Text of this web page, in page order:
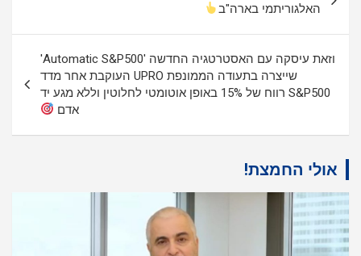
האלגוריתמי בארה"ב
וזאת עיסקה עם האסטרטגיה החדשה 'Automatic S&P500'
שייצרה בתעודה הממונפת UPRO העוקבת אחר מדד
S&P500 רווח של 15% באופן אוטומטי לחלוטין וללא מגע יד
אדם
אולי החמצת!